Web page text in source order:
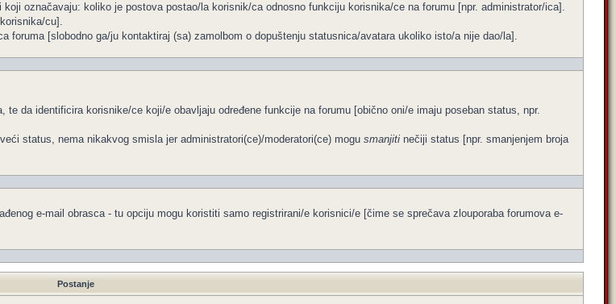
označavaju: koliko je postova postao/la korisnik/ca odnosno funkciju korisnika/ce na forumu [npr. administrator/ica].
cu].
[slobodno ga/ju kontaktiraj (sa) zamolbom o dopuštenju statusnica/avatara ukoliko isto/a nije dao/la].
da identificira korisnike/ce koji/e obavljaju određene funkcije na forumu [obično oni/e imaju poseban status, npr.
status, nema nikakvog smisla jer administratori(ce)/moderatori(ce) mogu smanjiti nečiji status [npr. smanjenjem broja
e-mail obrasca - tu opciju mogu koristiti samo registrirani/e korisnici/e [čime se sprečava zlouporaba forumova e-
Postanje